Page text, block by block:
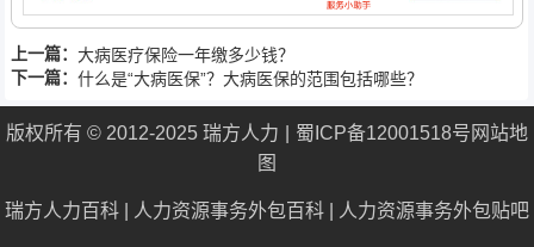
上一篇： 大病医疗保险一年缴多少钱？
下一篇： 什么是“大病医保”？大病医保的范围包括哪些？
版权所有 © 2012-2025 瑞方人力 蜀ICP备12001518号 网站地
图
瑞方人力百科 人力资源事务外包百科 人力资源事务外包贴吧